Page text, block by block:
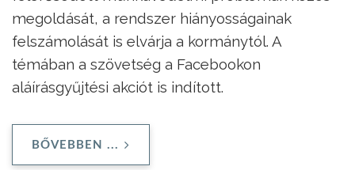
megoldását, a rendszer hiányosságainak
felszámolását is elvárja a kormánytól. A
témában a szövetség a Facebookon
aláírásgyűjtési akciót is indított.
BŐVEBBEN ...